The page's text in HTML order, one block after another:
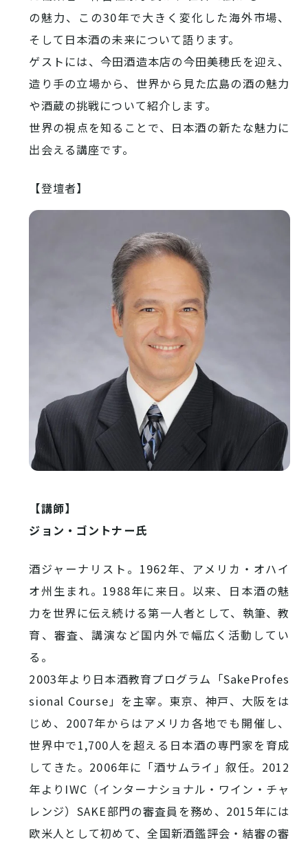
の魅力、この30年で大きく変化した海外市場、
そして日本酒の未来について語ります。
ゲストには、今田酒造本店の今田美穂氏を迎え、
造り手の立場から、世界から見た広島の酒の魅力
や酒蔵の挑戦について紹介します。
世界の視点を知ることで、日本酒の新たな魅力に
出会える講座です。
【登壇者】
【講師】
ジョン・ゴントナー氏
酒ジャーナリスト。 1962年、アメリカ・オハイ
オ州生まれ。 1988年に来日。以来、日本酒の魅
力を世界に伝え続ける第一人者として、執筆、教
育、審査、講演など国内外で幅広く活動してい
る。
2003年より日本酒教育プログラム「SakeProfes
sional Course」を主宰。東京、神戸、大阪をは
じめ、 2007年からはアメリカ各地でも開催し、
世界中で1,700人を超える日本酒の専門家を育成
してきた。 2006年に「酒サムライ」叙任。 2012
年より IWC （インターナショナル・ワイン・チャ
レンジ） SAKE部門の審査員を務め、 2015年には
欧米人として初めて、全国新酒鑑評会・結審の審
INFORMATION
お知らせ
酒蔵営業時間
交通アクセス
宿泊情報
観光マップダウンロード
観光に関するお問い合わせ
イベント情報掲載申込フォーム
サイトポリシー
アクセシビリティ